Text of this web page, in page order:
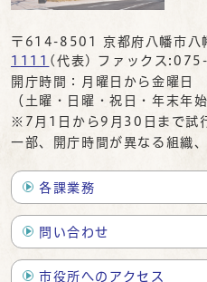
〒614-8501 京都府八幡市八
1111 (代表) ファックス
開庁時間：月曜日から金曜
（土曜・日曜・祝日・年末年
※7月1日から9月30日まで試
一部、開庁時間が異なる組織
各課業務
問い合わせ
市役所へのアクセス